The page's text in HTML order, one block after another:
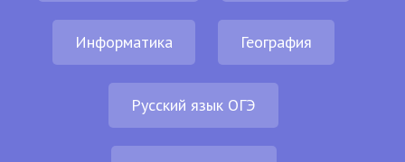
Информатика География
Русский язык ОГЭ